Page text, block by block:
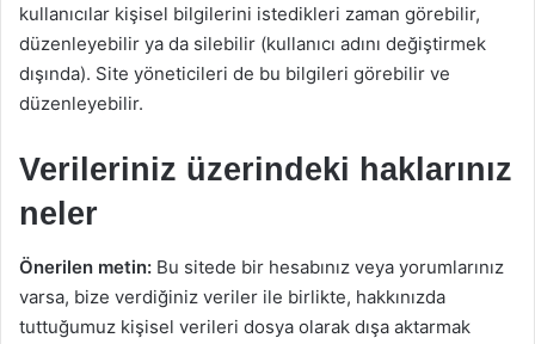
kullanıcılar kişisel bilgilerini istedikleri zaman görebilir,
düzenleyebilir ya da silebilir (kullanıcı adını değiştirmek
dışında). Site yöneticileri de bu bilgileri görebilir ve
düzenleyebilir.
Verileriniz üzerindeki haklarınız
neler
Önerilen metin: Bu sitede bir hesabınız veya yorumlarınız
varsa, bize verdiğiniz veriler ile birlikte, hakkınızda
tuttuğumuz kişisel verileri dosya olarak dışa aktarmak